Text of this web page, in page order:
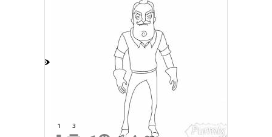
1 3